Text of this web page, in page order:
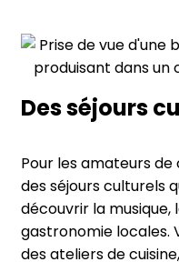
Des séjours
Pour les amateurs
des séjours culturels
découvrir la musique,
gastronomie locales.
des ateliers de